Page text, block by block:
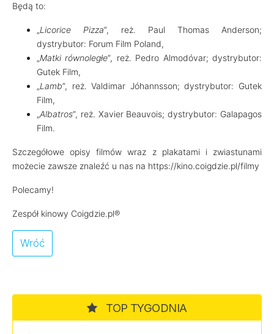
Będą to:
„Licorice Pizza”, reż. Paul Thomas Anderson;
dystrybutor: Forum Film Poland,
„Matki równoległe”, reż. Pedro Almodóvar; dystrybutor:
Gutek Film,
„Lamb”, reż. Valdimar Jóhannsson; dystrybutor: Gutek
Film,
„Albatros”, reż. Xavier Beauvois; dystrybutor: Galapagos
Film.
Szczegółowe opisy filmów wraz z plakatami i zwiastunami
możecie zawsze znaleźć u nas na https://kino.coigdzie.pl/filmy
Polecamy!
Zespół kinowy Coigdzie.pl®
Wróć
TOP TYGODNIA